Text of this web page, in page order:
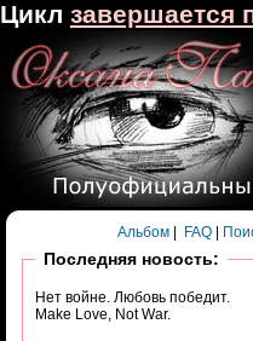
Альбом FAQ
Последняя новость:
Нет войне. Любовь победит.
Make Love, Not War.
Цикл завершается